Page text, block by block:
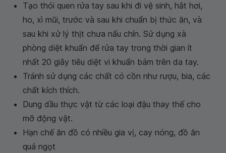
Tạo thói quen rửa tay sau khi đi vệ sinh, hắt hơi,
ho, xì mũi, trước và sau khi chuẩn bị thức ăn, và
sau khi xử lý thịt chưa nấu chín. Sử dụng xà
phòng diệt khuẩn để rửa tay trong thời gian ít
nhất 20 giây tiêu diệt vi khuẩn bám trên da tay.
Tránh sử dụng các chất có cồn như rượu, bia, các
chất kích thích.
Dung dầu thực vật từ các loại đậu thay thế cho
mỡ động vật.
Hạn chế ăn đồ có nhiều gia vị, cay nóng, đồ ăn
quá ngọt